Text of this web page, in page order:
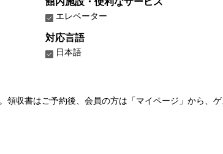
エレベーター
対応言語
日本語
領収書はご予約後、会員の方は「マイページ」から、